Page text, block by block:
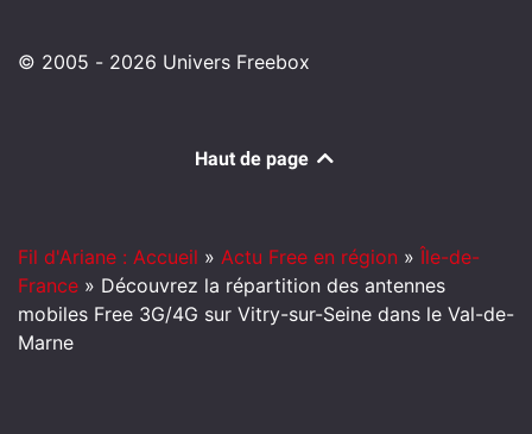
© 2005 - 2026 Univers Freebox
Haut de page
Fil d'Ariane : Accueil » Actu Free en région » Île-de-
France » Découvrez la répartition des antennes
mobiles Free 3G/4G sur Vitry-sur-Seine dans le Val-de-
Marne